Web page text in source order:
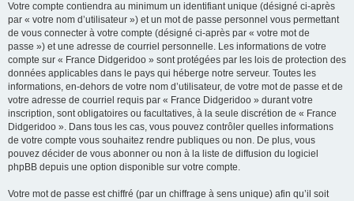
Votre compte contiendra au minimum un identifiant unique (désigné ci-après
par « votre nom d’utilisateur ») et un mot de passe personnel vous permettant
de vous connecter à votre compte (désigné ci-après par « votre mot de
passe ») et une adresse de courriel personnelle. Les informations de votre
compte sur « France Didgeridoo » sont protégées par les lois de protection des
données applicables dans le pays qui héberge notre serveur. Toutes les
informations, en-dehors de votre nom d’utilisateur, de votre mot de passe et de
votre adresse de courriel requis par « France Didgeridoo » durant votre
inscription, sont obligatoires ou facultatives, à la seule discrétion de « France
Didgeridoo ». Dans tous les cas, vous pouvez contrôler quelles informations
de votre compte vous souhaitez rendre publiques ou non. De plus, vous
pouvez décider de vous abonner ou non à la liste de diffusion du logiciel
phpBB depuis une option disponible sur votre compte.
Votre mot de passe est chiffré (par un chiffrage à sens unique) afin qu’il soit